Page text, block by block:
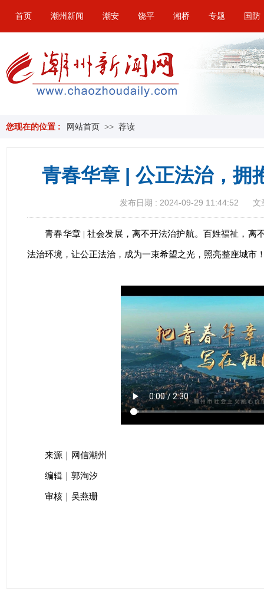
首页 潮州新闻 潮安 饶平 湘桥 专题 国防
您现在的位置 : 网站首页 >> 荐读
青春华章 | 公正法治，拥
发布日期 : 2024-09-29 11:44:52 文
青春华章 | 社会发展，离不开法治护航。百姓福祉，离
法治环境，让公正法治，成为一束希望之光，照亮整座城市
来源｜网信潮州
编辑｜郭洵汐
审核｜吴燕珊